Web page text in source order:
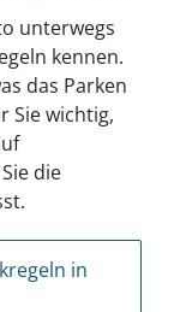
unterwegs
kennen.
das Parken
Sie wichtig,
die
in